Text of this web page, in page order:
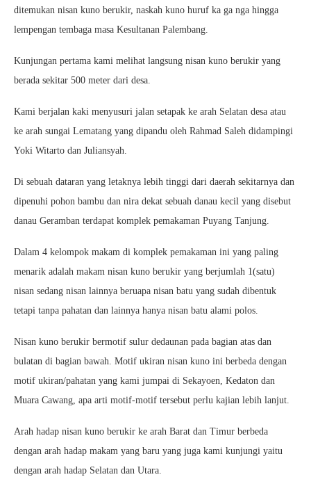
ditemukan nisan kuno berukir, naskah kuno huruf ka ga nga hingga
lempengan tembaga masa Kesultanan Palembang.
Kunjungan pertama kami melihat langsung nisan kuno berukir yang
berada sekitar 500 meter dari desa.
Kami berjalan kaki menyusuri jalan setapak ke arah Selatan desa atau
ke arah sungai Lematang yang dipandu oleh Rahmad Saleh didampingi
Yoki Witarto dan Juliansyah.
Di sebuah dataran yang letaknya lebih tinggi dari daerah sekitarnya dan
dipenuhi pohon bambu dan nira dekat sebuah danau kecil yang disebut
danau Geramban terdapat komplek pemakaman Puyang Tanjung.
Dalam 4 kelompok makam di komplek pemakaman ini yang paling
menarik adalah makam nisan kuno berukir yang berjumlah 1(satu)
nisan sedang nisan lainnya beruapa nisan batu yang sudah dibentuk
tetapi tanpa pahatan dan lainnya hanya nisan batu alami polos.
Nisan kuno berukir bermotif sulur dedaunan pada bagian atas dan
bulatan di bagian bawah. Motif ukiran nisan kuno ini berbeda dengan
motif ukiran/pahatan yang kami jumpai di Sekayoen, Kedaton dan
Muara Cawang, apa arti motif-motif tersebut perlu kajian lebih lanjut.
Arah hadap nisan kuno berukir ke arah Barat dan Timur berbeda
dengan arah hadap makam yang baru yang juga kami kunjungi yaitu
dengan arah hadap Selatan dan Utara.